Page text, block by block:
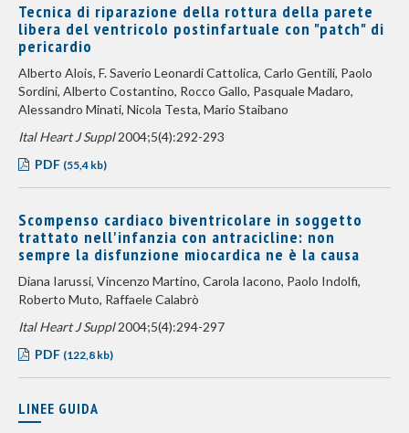
Tecnica di riparazione della rottura della parete
libera del ventricolo postinfartuale con "patch" di
pericardio
Alberto Alois, F. Saverio Leonardi Cattolica, Carlo Gentili, Paolo
Sordini, Alberto Costantino, Rocco Gallo, Pasquale Madaro,
Alessandro Minati, Nicola Testa, Mario Staibano
Ital Heart J Suppl2004;5(4):292-293
PDF (55,4 kb)
Scompenso cardiaco biventricolare in soggetto
trattato nell'infanzia con antracicline: non
sempre la disfunzione miocardica ne è la causa
Diana Iarussi, Vincenzo Martino, Carola Iacono, Paolo Indolfi,
Roberto Muto, Raffaele Calabrò
Ital Heart J Suppl2004;5(4):294-297
PDF (122,8 kb)
LINEE GUIDA